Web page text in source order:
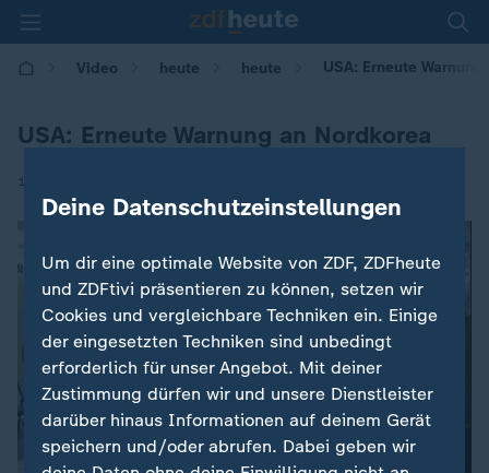
Video heute heute USA: Erneute
USA: Erneute Warnung an Nordkorea
15.08.2017 | 09:08
Deine Datenschutzeinstellungen
Um dir eine optimale Website von ZDF, ZDFheute
und ZDFtivi präsentieren zu können, setzen wir
Cookies und vergleichbare Techniken ein. Einige
der eingesetzten Techniken sind unbedingt
erforderlich für unser Angebot. Mit deiner
Zustimmung dürfen wir und unsere Dienstleister
darüber hinaus Informationen auf deinem Gerät
speichern und/oder abrufen. Dabei geben wir